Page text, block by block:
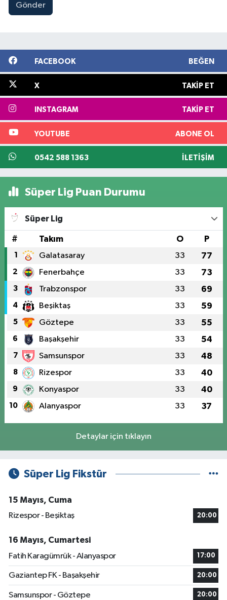
Gönder
FACEBOOK BEĞEN
X TAKIP ET
INSTAGRAM TAKIP ET
YOUTUBE ABONE OL
0542 588 1363 İLETIŞIM
Süper Lig Puan Durumu
Süper Lig
# Takım O P
1 Galatasaray 33 77
2 Fenerbahçe 33 73
3 Trabzonspor 33 69
4 Beşiktaş 33 59
5 Göztepe 33 55
6 Başakşehir 33 54
7 Samsunspor 33 48
8 Rizespor 33 40
9 Konyaspor 33 40
10 Alanyaspor 33 37
Detaylar için tıklayın
Süper Lig Fikstür
15 Mayıs, Cuma
Rizespor - Beşiktaş
20:00
16 Mayıs, Cumartesi
Fatih Karagümrük - Alanyaspor
17:00
Gaziantep FK - Başakşehir 20:00
Samsunspor - Göztepe 20:00